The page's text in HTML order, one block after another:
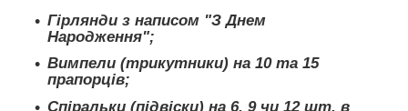
Гірлянди з написом "З Днем
Народження";
Вимпели (трикутники) на 10 та 15
прапорців;
Спіральки (підвіски) на 6, 9 чи 12 шт. в